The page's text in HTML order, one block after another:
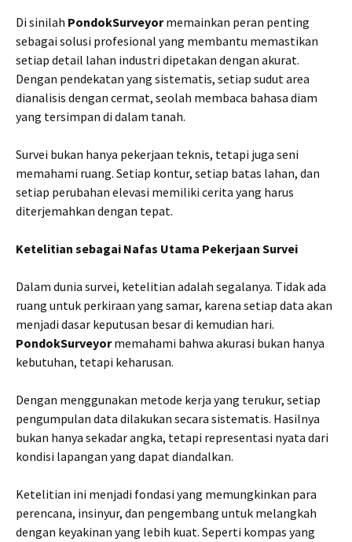
Di sinilah PondokSurveyormemainkan peran penting
sebagai solusi profesional yang membantu memastikan
setiap detail lahan industri dipetakan dengan akurat.
Dengan pendekatan yang sistematis, setiap sudut area
dianalisis dengan cermat, seolah membaca bahasa diam
yang tersimpan di dalam tanah.
Survei bukan hanya pekerjaan teknis, tetapi juga seni
memahami ruang. Setiap kontur, setiap batas lahan, dan
setiap perubahan elevasi memiliki cerita yang harus
diterjemahkan dengan tepat.
Ketelitian sebagai Nafas Utama Pekerjaan Survei
Dalam dunia survei, ketelitian adalah segalanya. Tidak ada
ruang untuk perkiraan yang samar, karena setiap data akan
menjadi dasar keputusan besar di kemudian hari.
PondokSurveyormemahami bahwa akurasi bukan hanya
kebutuhan, tetapi keharusan.
Dengan menggunakan metode kerja yang terukur, setiap
pengumpulan data dilakukan secara sistematis. Hasilnya
bukan hanya sekadar angka, tetapi representasi nyata dari
kondisi lapangan yang dapat diandalkan.
Ketelitian ini menjadi fondasi yang memungkinkan para
perencana, insinyur, dan pengembang untuk melangkah
dengan keyakinan yang lebih kuat. Seperti kompas yang